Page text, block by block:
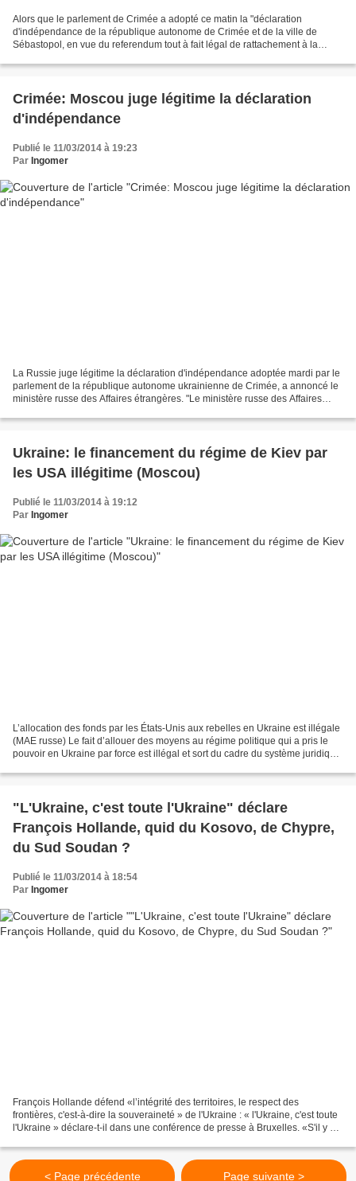
Alors que le parlement de Crimée a adopté ce matin la "déclaration
d'indépendance de la république autonome de Crimée et de la ville de
Sébastopol, en vue du referendum tout à fait légal de rattachement à la
Crimée: Moscou juge légitime la déclaration
d'indépendance
Publié le 11/03/2014 à 19:23
Par Ingomer
La Russie juge légitime la déclaration d'indépendance adoptée mardi par le
parlement de la république autonome ukrainienne de Crimée, a annoncé le
ministère russe des Affaires étrangères. "Le ministère russe des Affaires
Ukraine: le financement du régime de Kiev par
les USA illégitime (Moscou)
Publié le 11/03/2014 à 19:12
Par Ingomer
L’allocation des fonds par les États-Unis aux rebelles en Ukraine est illégale
(MAE russe) Le fait d’allouer des moyens au régime politique qui a pris le
pouvoir en Ukraine par force est illégal et sort du cadre du système juridique
"L'Ukraine, c'est toute l'Ukraine" déclare
François Hollande, quid du Kosovo, de Chypre,
du Sud Soudan ?
Publié le 11/03/2014 à 18:54
Par Ingomer
François Hollande défend «l’intégrité des territoires, le respect des
frontières, c'est-à-dire la souveraineté » de l'Ukraine : « l'Ukraine, c'est toute
l'Ukraine » déclare-t-il dans une conférence de presse à Bruxelles. «S'il y a
< Page précédente Page suivante >